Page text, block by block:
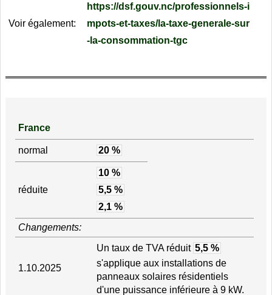
Voir également:
https://dsf.gouv.nc/professionnels-i
mpots-et-taxes/la-taxe-generale-sur
-la-consommation-tgc
France
normal 20 %
réduite
10 %
5,5 %
2,1 %
Changements:
1.10.2025
Un taux de TVA réduit 5,5 %
s'applique aux installations de
panneaux solaires résidentiels
d'une puissance inférieure à 9 kW.